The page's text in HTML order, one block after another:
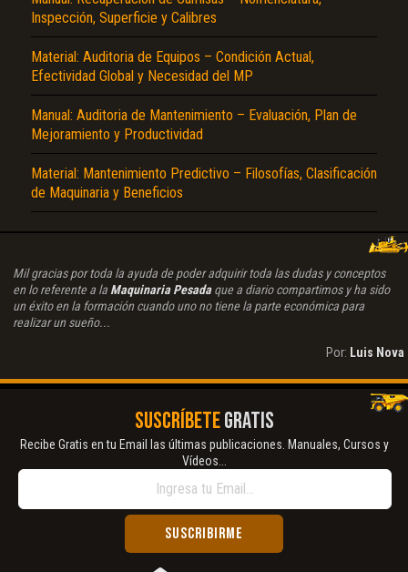
Inspección, Superficie y Calibres
Material: Auditoria de Equipos – Condición Actual,
Efectividad Global y Necesidad del MP
Manual: Auditoria de Mantenimiento – Evaluación, Plan de
Mejoramiento y Productividad
Material: Mantenimiento Predictivo – Filosofías, Clasificación
de Maquinaria y Beneficios
Mil gracias por toda la ayuda de poder adquirir toda las dudas y conceptos
en lo referente a la Maquinaria Pesadaque a diario compartimos y ha sido
un éxito en la formación cuando uno no tiene la parte económica para
realizar un sueño...
Por: Luis Nova
SUSCRÍBETEGRATIS
Recibe Gratis en tu Email las últimas publicaciones. Manuales, Cursos y
Vídeos...